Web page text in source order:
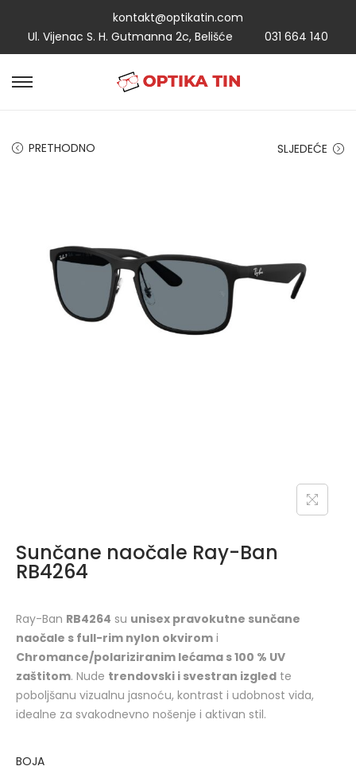
kontakt@optikatin.com
Ul. Vijenac S. H. Gutmanna 2c, Belišće
031 664 140
PRETHODNO SLJEDEĆE
Sunčane naočale Ray-Ban
RB4264
Ray-Ban RB4264 su unisex pravokutne sunčane
naočale s full-rim nylon okvirom i
Chromance/polariziranim lećama s 100 % UV
zaštitom. Nude trendovski i svestran izgled te
poboljšanu vizualnu jasnoću, kontrast i udobnost vida,
idealne za svakodnevno nošenje i aktivan stil.
BOJA